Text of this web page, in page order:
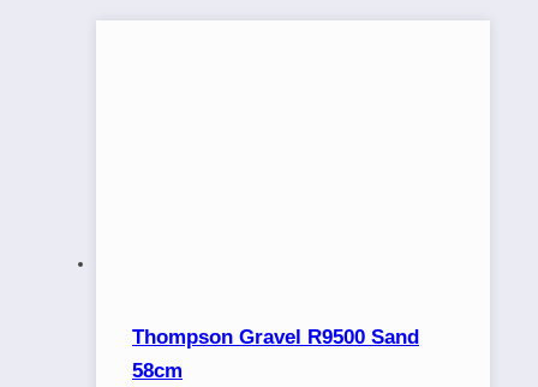
Thompson Gravel R9500 Sand
58cm